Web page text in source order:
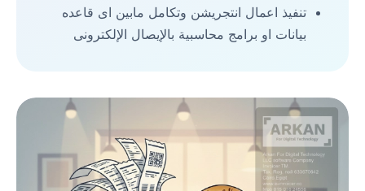
تنفيذ اعمال انتجريشن وتكامل مابين اى قاعده
بيانات او برامج محاسبية بالإيصال الإلكترونى